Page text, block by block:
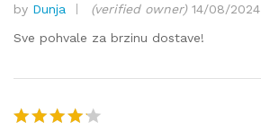
Ocjenjeno
5od 5
by Dunja (verified owner) 14/08/2024
Sve pohvale za brzinu dostave!